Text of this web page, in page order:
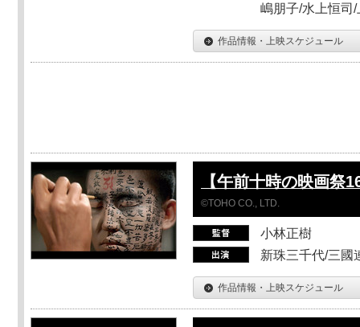
嶋朋子/水上恒司
作品情報・上映スケジュール
【午前十時の映画祭
©TOHO CO., LTD.
小林正樹
新珠三千代/三國
作品情報・上映スケジュール